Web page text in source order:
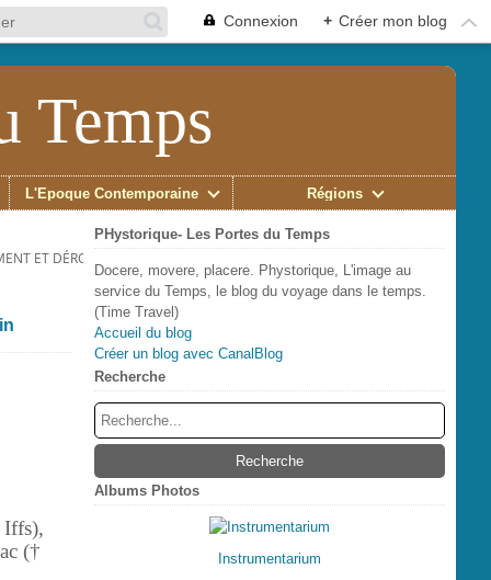
Connexion + Créer mon blog
Temps
L'Époque Contemporaine Régions
ET DÉROUTE DE CALVELEY.
Iffs),
(†
PHystorique- Les Portes du Temps
Docere, movere, placere. Phystorique, L'image au
service du Temps, le blog du voyage dans le temps.
(Time Travel)
Accueil du blog
Créer un blog avec CanalBlog
Recherche
Albums Photos
Instrumentarium